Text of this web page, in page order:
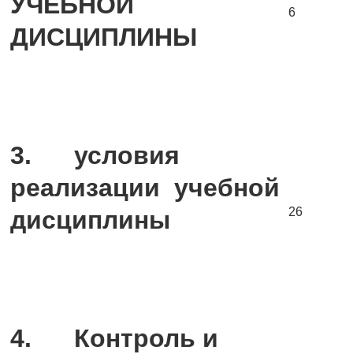
ДИСЦИПЛИНЫ
6
3. условия
реализации учебной
дисциплины
26
4. Контроль и